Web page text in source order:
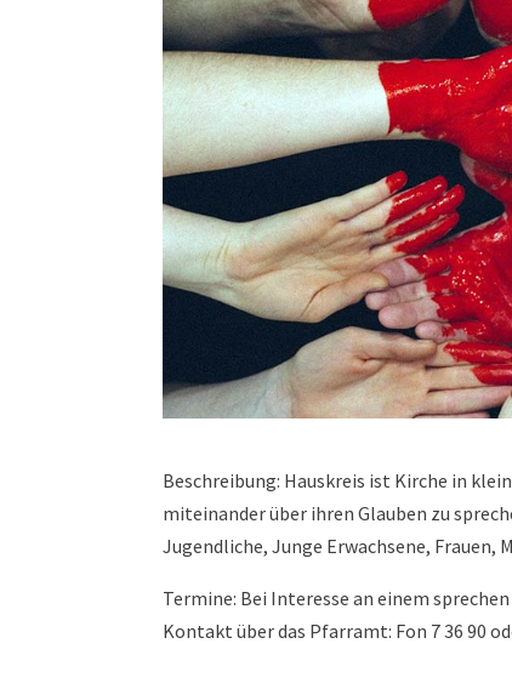
Beschreibung: Hauskreis ist Kirche in
miteinander über ihren Glauben zu
Jugendliche, Junge Erwachsene, Frauen,
Termine: Bei Interesse an einem
Kontakt über das Pfarramt: Fon 7 36 90